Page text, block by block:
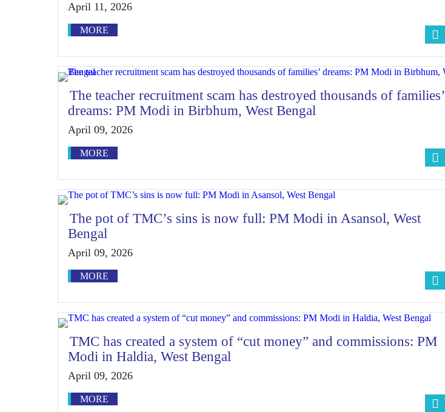
April 11, 2026
MORE
The teacher recruitment scam has destroyed thousands of families’
dreams: PM Modi in Birbhum, West Bengal
April 09, 2026
MORE
The pot of TMC’s sins is now full: PM Modi in Asansol, West
Bengal
April 09, 2026
MORE
TMC has created a system of “cut money” and commissions: PM
Modi in Haldia, West Bengal
April 09, 2026
MORE